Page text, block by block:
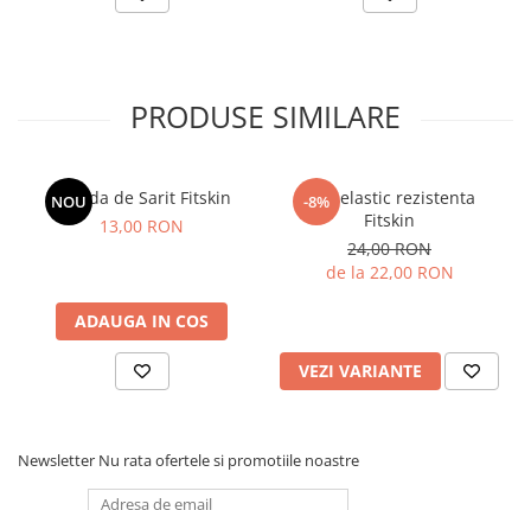
PRODUSE SIMILARE
NOU
Coarda de Sarit Fitskin
13,00 RON
ADAUGA IN COS
-8%
Tub elastic rezistenta
Fitskin
24,00 RON
de la 22,00 RON
VEZI VARIANTE
Newsletter Nu rata ofertele si promotiile noastre